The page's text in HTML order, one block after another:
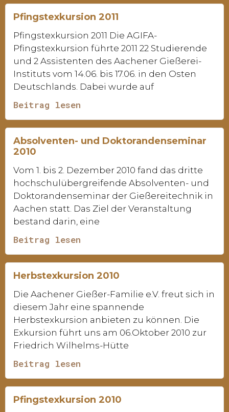
Pfingstexkursion 2011
Pfingstexkursion 2011 Die AGIFA-
Pfingstexkursion führte 2011 22 Studierende
und 2 Assistenten des Aachener Gießerei-
Instituts vom 14.06. bis 17.06. in den Osten
Deutschlands. Dabei wurde auf
Beitrag lesen
Absolventen- und Doktorandenseminar
2010
Vom 1. bis 2. Dezember 2010 fand das dritte
hochschulübergreifende Absolventen- und
Doktorandenseminar der Gießereitechnik in
Aachen statt. Das Ziel der Veranstaltung
bestand darin, eine
Beitrag lesen
Herbstexkursion 2010
Die Aachener Gießer-Familie e.V. freut sich in
diesem Jahr eine spannende
Herbstexkursion anbieten zu können. Die
Exkursion führt uns am 06.Oktober 2010 zur
Friedrich Wilhelms-Hütte
Beitrag lesen
Pfingstexkursion 2010